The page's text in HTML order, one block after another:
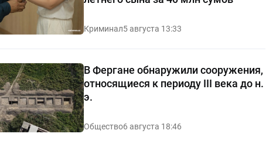
Криминал5 августа 13:33
В Фергане обнаружили сооружения,
относящиеся к периоду III века до н.
э.
Общество6 августа 18:46